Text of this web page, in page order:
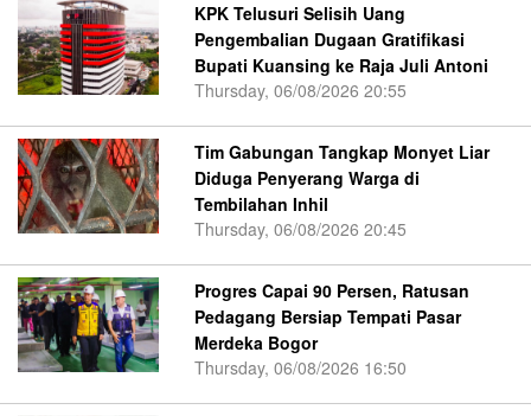
KPK Telusuri Selisih Uang
Pengembalian Dugaan Gratifikasi
Bupati Kuansing ke Raja Juli Antoni
Thursday, 06/08/2026 20:55
Tim Gabungan Tangkap Monyet Liar
Diduga Penyerang Warga di
Tembilahan Inhil
Thursday, 06/08/2026 20:45
Progres Capai 90 Persen, Ratusan
Pedagang Bersiap Tempati Pasar
Merdeka Bogor
Thursday, 06/08/2026 16:50